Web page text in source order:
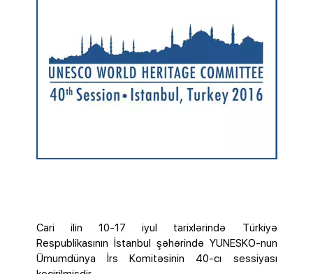
Cari ilin 10-17 iyul tarixlərində Türkiyə
Respublikasının İstanbul şəhərində YUNESKO-nun
Ümumdünya İrs Komitəsinin 40-cı sessiyası